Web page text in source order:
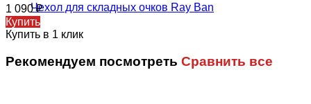
1 090₽
Купить
Купить в 1 клик
Рекомендуем посмотреть Сравнить все